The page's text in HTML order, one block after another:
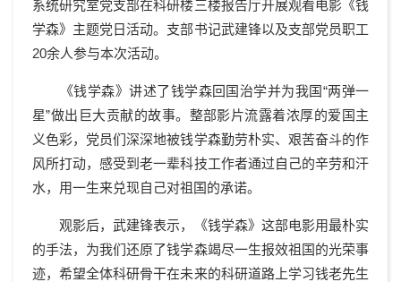
系统研究室党支部在科研楼三楼报告厅开展观看电影 《钱
学森》主题党日活动。支部书记武建锋以及支部党员职工
20余人参与本次活动。
《钱学森》讲述了钱学森回国治学并为我国“两弹一
星”做出巨大贡献的故事。 整部影片流露着浓厚的爱国主
义色彩，党员们深深地被钱学森勤劳朴实、艰苦奋斗的作
风所打动，感受到老一辈科技工作者通过自己的辛劳和汗
水，用一生来兑现自己对祖国的承诺。
观影后，武建锋表示，
《钱学森》这部电影用最朴实
的手法，为我们还原了钱学森竭尽一生报效祖国的光荣事
迹，希望全体科研骨干在未来的科研道路上学习钱老先生